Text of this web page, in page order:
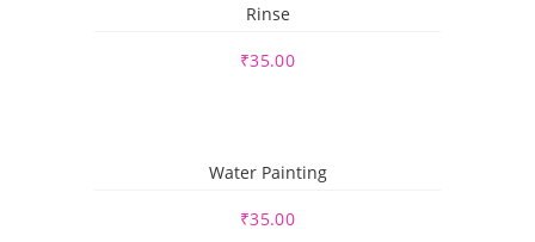
Rinse
₹35.00
Water Painting
₹35.00